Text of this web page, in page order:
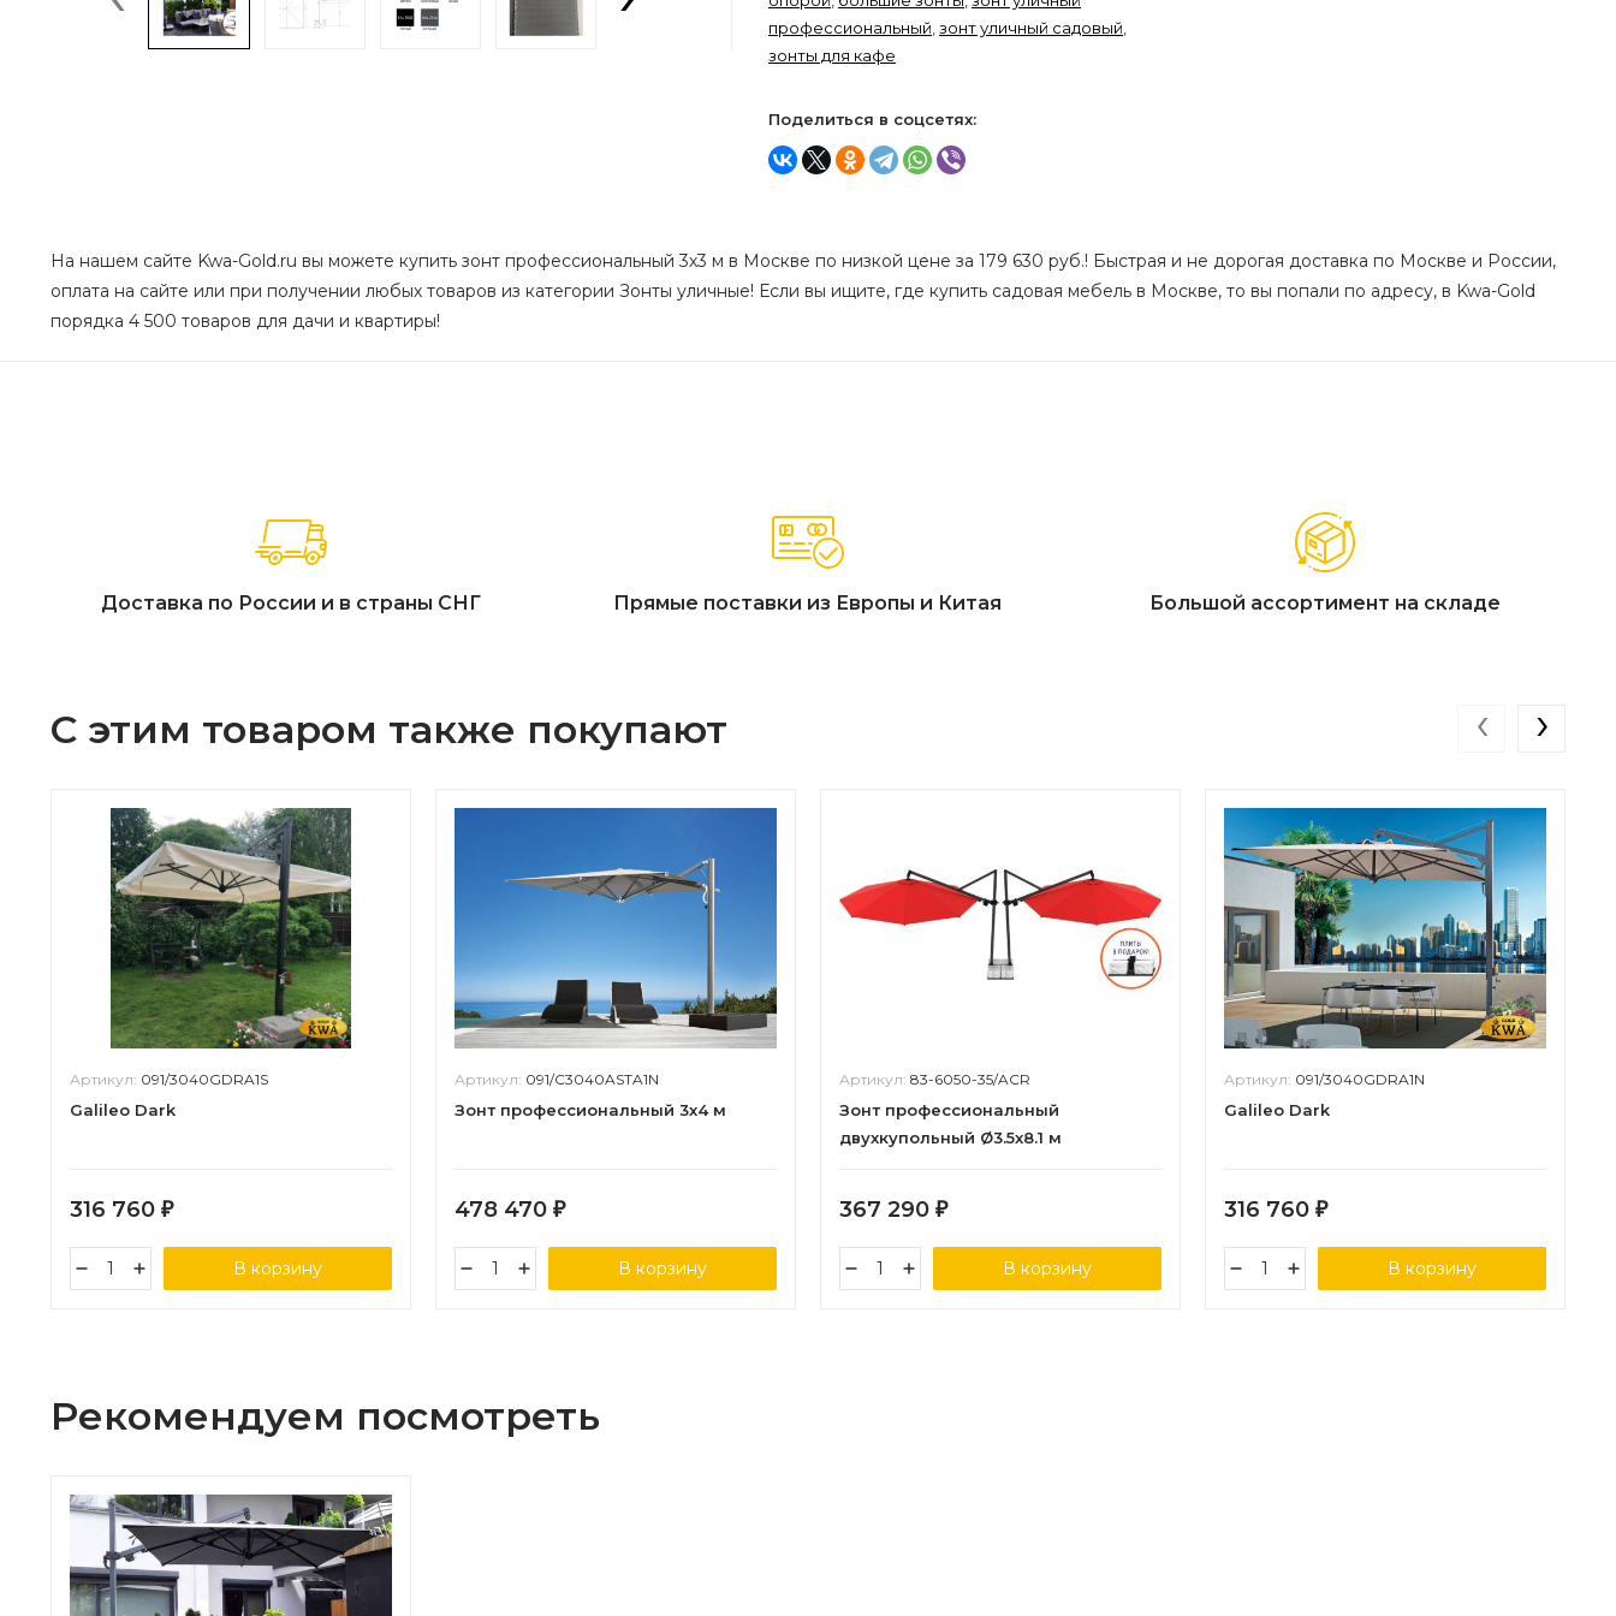
профессиональный зонт уличный садовый
зонты для кафе
Поделиться в соцсетях:
На нашем сайте Kwa-Gold.ru вы можете купить зонт профессиональный 3х3 м в Москве по низкой цене за 179 630 руб.! Быстрая и не дорогая доставка по Москве и России,
оплата на сайте или при получении любых товаров из категории Зонты уличные! Если вы ищите, где купить садовая мебель в Москве, то вы попали по адресу, в Kwa-Gold
порядка 4 500 товаров для дачи и квартиры!
Доставка по России и в страны СНГ Прямые поставки из Европы и Китая Большой ассортимент на складе
С этим товаром также покупают
Артикул: 091/3040GDRA1S
Galileo Dark
316 760 ₽
В корзину
Артикул: 091/C3040ASTA1N
Зонт профессиональный 3х4 м
478 470 ₽
В корзину
Артикул: 83-6050-35/ACR
Зонт профессиональный
двухкупольный Ø3.5х8.1 м
367 290 ₽
В корзину
Артикул: 091/3040GDRA1N
Galileo Dark
316 760 ₽
В корзину
‹ ›
Рекомендуем посмотреть